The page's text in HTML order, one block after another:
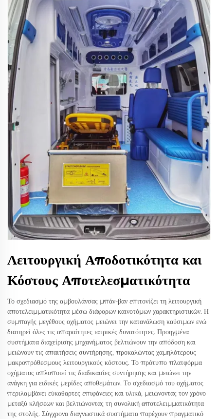
Λειτουργική Αποδοτικότητα και
Κόστους Αποτελεσματικότητα
Το σχεδιασμό της αμβουλάνσας μπάν-βαν επιτονίζει τη λειτουργική
αποτελειμματικότητα μέσω διάφορων καινοτόμων χαρακτηριστικών. Η
συμπαγής μεγέθους οχήματος μειώνει την κατανάλωση καύσιμων ενώ
διατηρεί όλες τις απαραίτητες ιατρικές δυνατότητες. Προηγμένα
συστήματα διαχείρισης μηχανήματος βελτιώνουν την απόδοση και
μειώνουν τις απαιτήσεις συντήρησης, προκαλώντας χαμηλότερους
μακροπρόθεσμους λειτουργικούς κόστους. Το πρότυπο πλατφόρμα
οχήματος απλοποιεί τις διαδικασίες συντήρησης και μειώνει την
ανάγκη για ειδικές μερίδες αποθεμάτων. Το σχεδιασμό του οχήματος
περιλαμβάνει εύκαθαρτες επιφάνειες και υλικά, μειώνοντας τον χρόνο
μεταξύ κλήσεων και βελτιώνοντας τη συνολική αποτελειμματικότητα
της στολής. Σύγχρονα διαγνωστικά συστήματα παρέχουν πραγματικό